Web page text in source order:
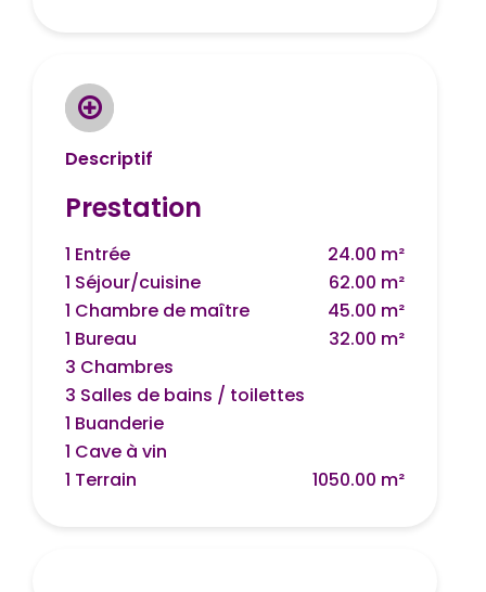
Descriptif
Prestation
1 Entrée
24.00 m²
1 Séjour/cuisine
62.00 m²
1 Chambre de maître
45.00 m²
1 Bureau
32.00 m²
3 Chambres
3 Salles de bains / toilettes
1 Buanderie
1 Cave à vin
1 Terrain
1050.00 m²